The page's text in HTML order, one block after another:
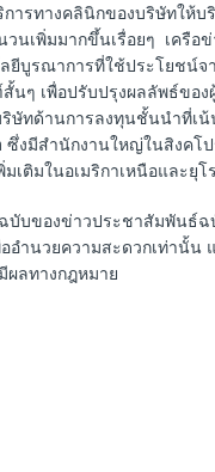
ารทางคลินิกของบริษัทให้บ
นเพิ่มมากขึ้นเรื่อยๆ เครือ
บูรณาการที่ใช้ประโยชน์จ
ๆ เพื่อปรับปรุงผลลัพธ์ของ
ริษัทด้านการลงทุนชั้นนำที่เ
ซึ่งมีสำนักงานใหญ่ในสิงคโ
มเติมในอเมริกาเหนือและยุโ
บับของข่าวประชาสัมพันธ์
ำนวยความสะดวกเท่านั้น
ลทางกฎหมาย